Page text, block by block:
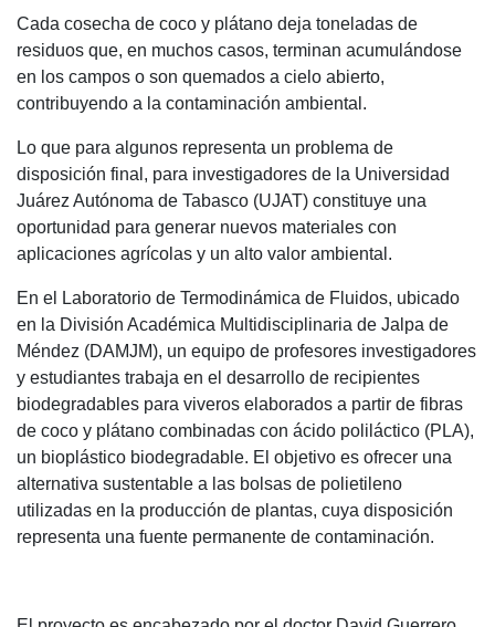
Cada cosecha de coco y plátano deja toneladas de
residuos que, en muchos casos, terminan acumulándose
en los campos o son quemados a cielo abierto,
contribuyendo a la contaminación ambiental.
Lo que para algunos representa un problema de
disposición final, para investigadores de la Universidad
Juárez Autónoma de Tabasco (UJAT) constituye una
oportunidad para generar nuevos materiales con
aplicaciones agrícolas y un alto valor ambiental.
En el Laboratorio de Termodinámica de Fluidos, ubicado
en la División Académica Multidisciplinaria de Jalpa de
Méndez (DAMJM), un equipo de profesores investigadores
y estudiantes trabaja en el desarrollo de recipientes
biodegradables para viveros elaborados a partir de fibras
de coco y plátano combinadas con ácido poliláctico (PLA),
un bioplástico biodegradable. El objetivo es ofrecer una
alternativa sustentable a las bolsas de polietileno
utilizadas en la producción de plantas, cuya disposición
representa una fuente permanente de contaminación.